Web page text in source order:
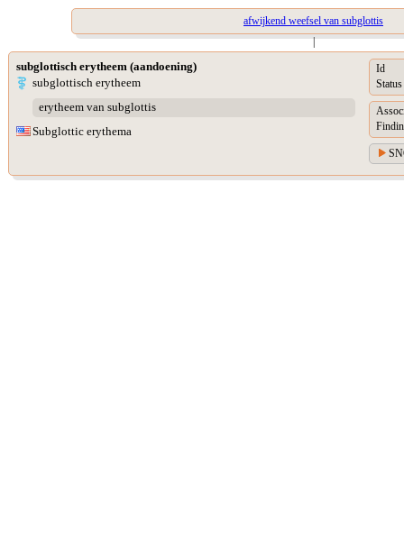
afwijkend weefsel van subglottis
|
subglottisch erytheem (aandoening)
subglottisch erytheem
erytheem van subglottis
Subglottic erythema
Id
Status